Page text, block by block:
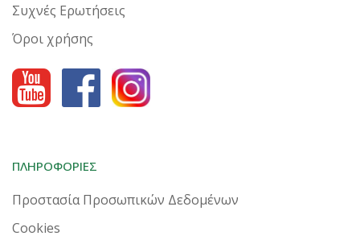
Συχνές Ερωτήσεις
Όροι χρήσης
ΠΛΗΡΟΦΟΡΙΕΣ
Προστασία Προσωπικών Δεδομένων
Cookies